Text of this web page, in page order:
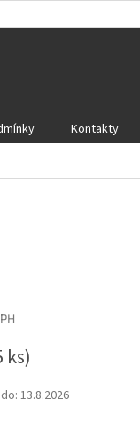
A VRÁCENÍ ZBOŽÍ
Kontakty
ks)
13.8.2026